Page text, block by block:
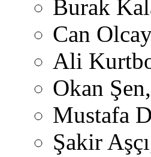
Burak
Can
Ali
Okan
Mustafa
Şakir